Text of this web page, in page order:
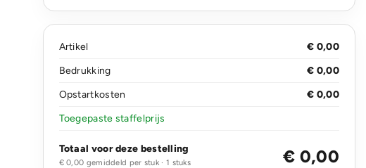
Artikel
€ 0,00
Bedrukking
€ 0,00
Opstartkosten
€ 0,00
Toegepaste staffelprijs
Totaal voor deze bestelling
€ 0,00 gemiddeld per stuk · 1 stuks € 0,00